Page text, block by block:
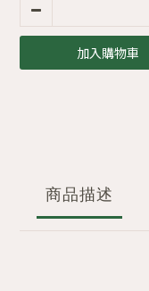
加入購物車
商品描述